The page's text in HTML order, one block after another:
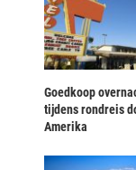
Goedkoop
tijdens rondreis
Amerika